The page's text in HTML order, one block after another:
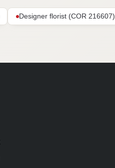
Designer florist (COR 216607)